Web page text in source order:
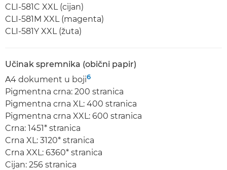
CLI-581C XXL (cijan)
CLI-581M XXL (magenta)
CLI-581Y XXL (žuta)
Učinak spremnika (obični papir)
A4 dokument u boji6
Pigmentna crna: 200 stranica
Pigmentna crna XL: 400 stranica
Pigmentna crna XXL: 600 stranica
Crna: 1451* stranica
Crna XL: 3120* stranica
Crna XXL: 6360* stranica
Cijan: 256 stranica